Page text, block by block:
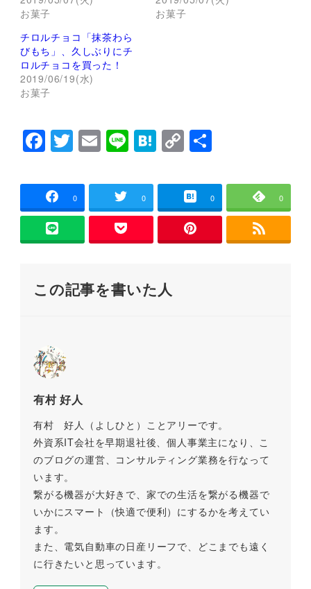
有
(
し
い
ウ
ィ
ン
ド
ウ
で
す
)
ク
し
て
く
だ
さ
ウ
ィ
ン
き
ま
す
お菓子
お菓子
チロルチョコ「抹茶わら
びもち」、久しぶりにチ
ロルチョコを買った！
2019/06/19(水)
お菓子
F
a
c
e
b
o
k
T
wi
tt
er
E
m
ai
l
Li
n
e
H
at
e
n
C
o
p
y
Li
n
共
0 0 0 0
この記事を書いた人
有村 好人
有村 好人（よしひと）ことアリーです。
外資系IT会社を早期退社後、個人事業主になり、こ
のブログの運営、コンサルティング業務を行なって
います。
繋がる機器が大好きで、家での生活を繋がる機器で
いかにスマート（快適で便利）にするかを考えてい
ます。
また、電気自動車の日産リーフで、どこまでも遠く
に行きたいと思っています。